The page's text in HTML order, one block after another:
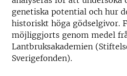
genetiska potential och hur
historiskt höga gödselgivor.
möjliggjorts genom medel
Lantbruksakademien
Sverigefonden).